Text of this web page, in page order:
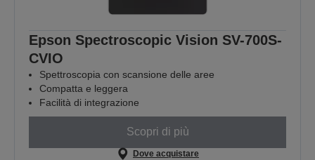
Epson Spectroscopic Vision SV-700S-
CVIO
Spettroscopia con scansione delle aree
Compatta e leggera
Facilità di integrazione
Scopri di più
Dove acquistare